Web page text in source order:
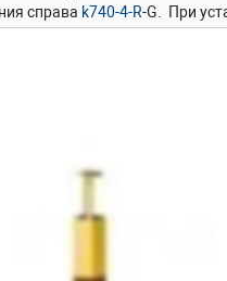
справа k740-4-R-G. При
в классическом
вписывается в дизайн
монтаже. Стойка легко